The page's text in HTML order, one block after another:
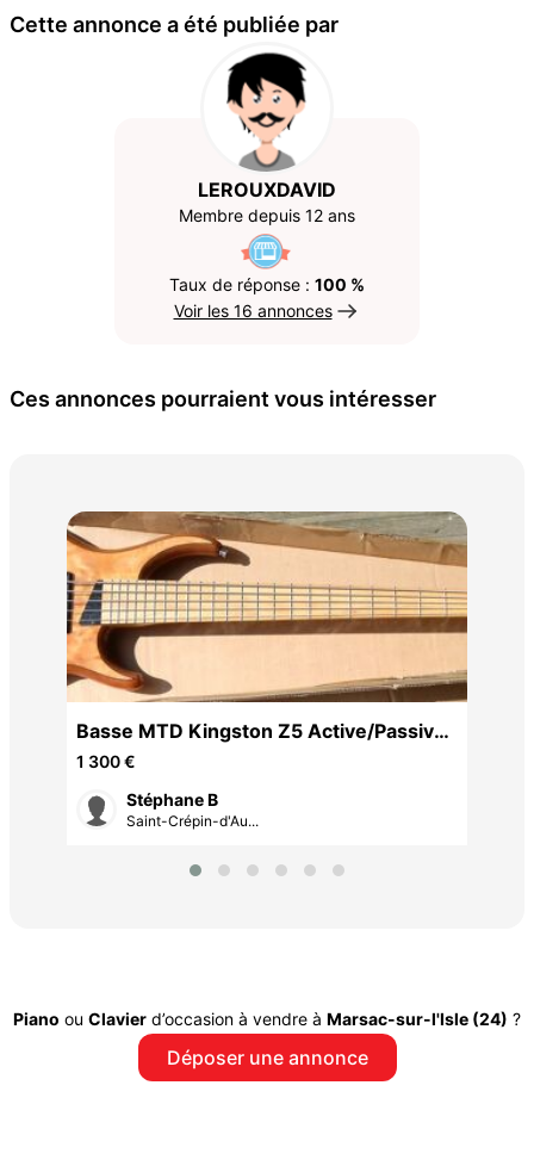
Cette annonce a été publiée par
LEROUXDAVID
Membre depuis 12 ans
Taux de réponse : 100 %
Voir les 16 annonces
Ces annonces pourraient vous intéresser
Basse MTD Kingston Z5 Active/Passive
Customisée
1 300 €
Stéphane B
Saint-Crépin-d'Au...
Piano ou Clavier d’occasion à vendre à Marsac-sur-l'Isle (24) ?
Déposer une annonce